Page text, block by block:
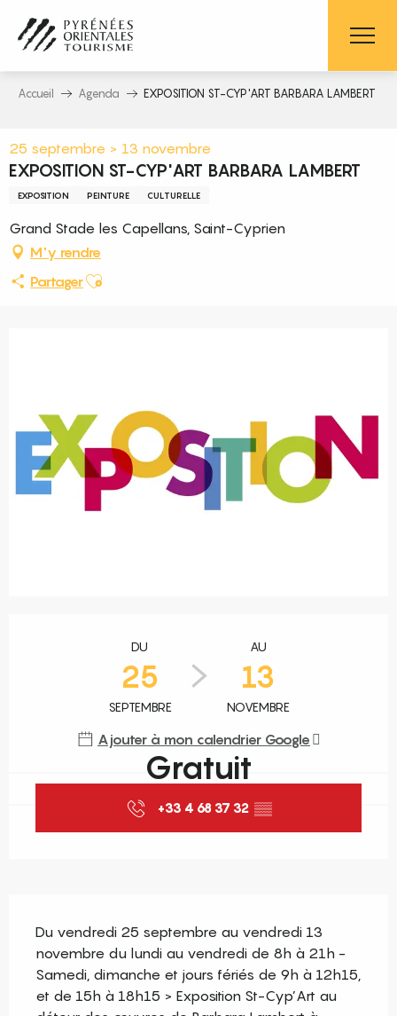
contenu
principal
Accueil Agenda EXPOSITION ST-CYP'ART BARBARA LAMBERT
25 septembre > 13 novembre
EXPOSITION ST-CYP'ART BARBARA LAMBERT
EXPOSITION PEINTURE CULTURELLE
Grand Stade les Capellans, Saint-Cyprien
M'y rendre
PartagerAjouter aux favoris
DU
25
SEPTEMBRE
AU
13
NOVEMBRE
Ajouter à mon calendrier Google
Gratuit
+33 4 68 37 32 ▒▒
Du vendredi 25 septembre au vendredi 13
novembre du lundi au vendredi de 8h à 21h -
Samedi, dimanche et jours fériés de 9h à 12h15,
et de 15h à 18h15 > Exposition St-Cyp’Art au